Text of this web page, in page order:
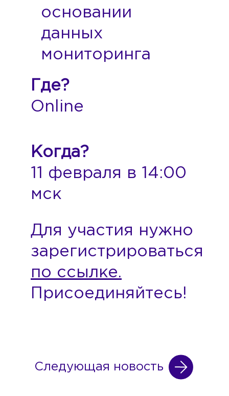
основании
данных
мониторинга
Где?
Online
Когда?
11 февраля в 14:00
мск
Для участия нужно
зарегистрироваться
по ссылке.
Присоединяйтесь!
Следующая новость